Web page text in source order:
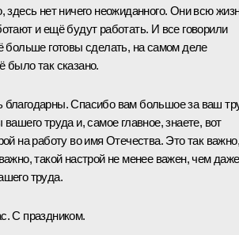
здесь нет ничего неожиданного. Они всю
и ещё будут работать. И все говорили
больше готовы сделать, на самом деле
было так сказано.
Спасибо вам большое за ваш
вашего труда и, самое главное, знаете, вот
на работу во имя Отечества. Это так важно,
такой настрой не менее важен, чем даже
труда.
С праздником.